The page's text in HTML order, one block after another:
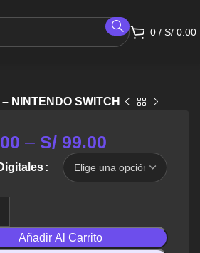
0 / S/ 0.00
NINTENDO SWITCH
– S/ 99.00
Añadir Al Carrito